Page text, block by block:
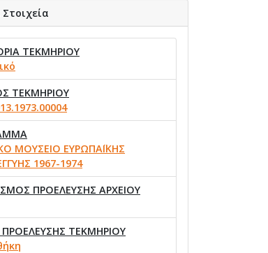
ΤΕΚΜΗΡΙΟΥ
ΤΕΚΜΗΡΙΟΥ
ΜΟΥΣΕΙΟ ΕΥΡΩΠΑΪΚΗΣ
1967-1974
ΠΡΟΕΛΕΥΣΗΣ ΑΡΧΕΙΟΥ
ΠΡΟΕΛΕΥΣΗΣ ΤΕΚΜΗΡΙΟΥ